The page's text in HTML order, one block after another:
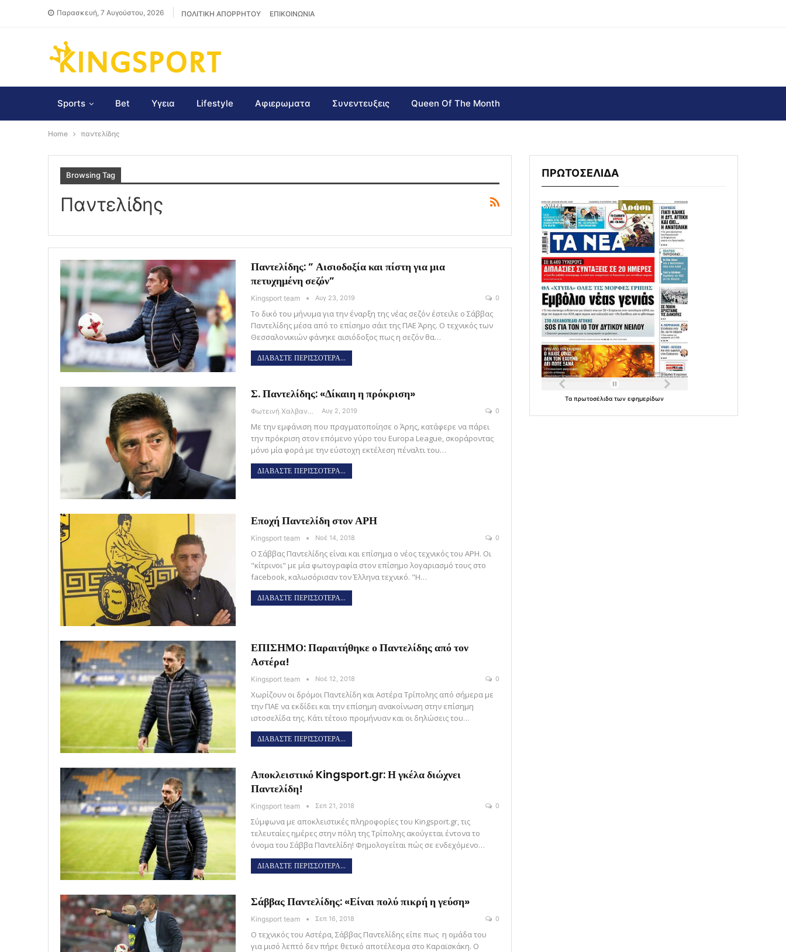
Παρασκευή, 7 Αυγούστου, 2026 ΠΟΛΙΤΙΚΗ ΑΠΟΡΡΗΤΟΥ ΕΠΙΚΟΙΝΩΝΙΑ
Sports Bet Υγεια Lifestyle Αφιερωματα Συνεντευξεις Queen Of The Month
Home παντελίδης
Browsing Tag
Παντελίδης
Παντελίδης: ” Αισιοδοξία και πίστη για μια
πετυχημένη σεζόν”
Kingsport team Αυγ 23, 2019 0
Το δικό του μήνυμα για την έναρξη της νέας σεζόν έστειλε ο Σάββας
Παντελίδης μέσα από το επίσημο σάιτ της ΠΑΕ Άρης. Ο τεχνικός των
Θεσσαλονικιών φάνηκε αισιόδοξος πως η σεζόν θα…
ΔΙΑΒΑΣΤΕ ΠΕΡΙΣΣΟΤΕΡΑ...
Σ. Παντελίδης: «Δίκαιη η πρόκριση»
Φωτεινή Χαλβαντζή Αυγ 2, 2019 0
Με την εμφάνιση που πραγματοποίησε ο Άρης, κατάφερε να πάρει
την πρόκριση στον επόμενο γύρο του Europa League, σκοράροντας
μόνο μία φορά με την εύστοχη εκτέλεση πέναλτι του…
ΔΙΑΒΑΣΤΕ ΠΕΡΙΣΣΟΤΕΡΑ...
Εποχή Παντελίδη στον ΑΡΗ
Kingsport team Νοέ 14, 2018 0
Ο Σάββας Παντελίδης είναι και επίσημα ο νέος τεχνικός του ΑΡΗ. Οι
"κίτρινοι" με μία φωτογραφία στον επίσημο λογαριασμό τους στο
facebook, καλωσόρισαν τον Έλληνα τεχνικό. "Η…
ΔΙΑΒΑΣΤΕ ΠΕΡΙΣΣΟΤΕΡΑ...
ΕΠΙΣΗΜΟ: Παραιτήθηκε ο Παντελίδης από τον
Αστέρα!
Kingsport team Νοέ 12, 2018 0
Χωρίζουν οι δρόμοι Παντελίδη και Αστέρα Τρίπολης από σήμερα με
την ΠΑΕ να εκδίδει και την επίσημη ανακοίνωση στην επίσημη
ιστοσελίδα της. Κάτι τέτοιο προμήνυαν και οι δηλώσεις του…
ΔΙΑΒΑΣΤΕ ΠΕΡΙΣΣΟΤΕΡΑ...
Αποκλειστικό Kingsport.gr: Η γκέλα διώχνει
Παντελίδη!
Kingsport team Σεπ 21, 2018 0
Σύμφωνα με αποκλειστικές πληροφορίες του Kingsport.gr, τις
τελευταίες ημέρες στην πόλη της Τρίπολης ακούγεται έντονα το
όνομα του Σάββα Παντελίδη! Φημολογείται πώς σε ενδεχόμενο…
ΔΙΑΒΑΣΤΕ ΠΕΡΙΣΣΟΤΕΡΑ...
Σάββας Παντελίδης: «Είναι πολύ πικρή η γεύση»
Kingsport team Σεπ 16, 2018 0
Ο τεχνικός του Αστέρα, Σάββας Παντελίδης είπε πως η ομάδα του
για μισό λεπτό δεν πήρε θετικό αποτέλεσμα στο Καραϊσκάκη. Ο
ΠΡΩΤΟΣΕΛΙΔΑ
Ταπρωτοσέλιδατωνεφημερίδων